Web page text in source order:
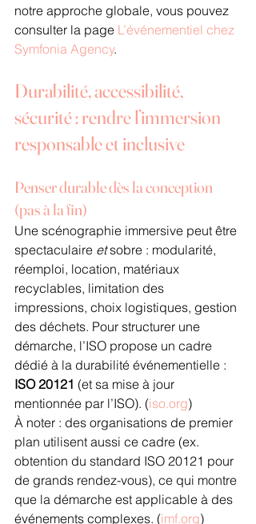
notre approche globale, vous pouvez
consulter la page L’événementiel chez
Symfonia Agency.
Durabilité, accessibilité,
sécurité : rendre l’immersion
responsable et inclusive
Penser durable dès la conception
(pas à la fin)
Une scénographie immersive peut être
spectaculaire et sobre : modularité,
réemploi, location, matériaux
recyclables, limitation des
impressions, choix logistiques, gestion
des déchets. Pour structurer une
démarche, l’ISO propose un cadre
dédié à la durabilité événementielle :
ISO 20121 (et sa mise à jour
mentionnée par l’ISO). (iso.org)
À noter : des organisations de premier
plan utilisent aussi ce cadre (ex.
obtention du standard ISO 20121 pour
de grands rendez-vous), ce qui montre
que la démarche est applicable à des
événements complexes. (imf.org)